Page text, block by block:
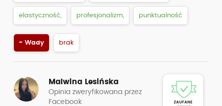
elastyczność, profesjonalizm, punktualność
- Wady brak
Malwina Lesińska
Opinia zweryfikowana przez
Facebook